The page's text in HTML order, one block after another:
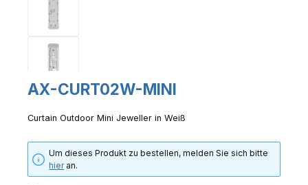
AX-CURT02W-MINI
Curtain Outdoor Mini Jeweller in Weiß
Um dieses Produkt zu bestellen, melden Sie sich bitte
hieran.